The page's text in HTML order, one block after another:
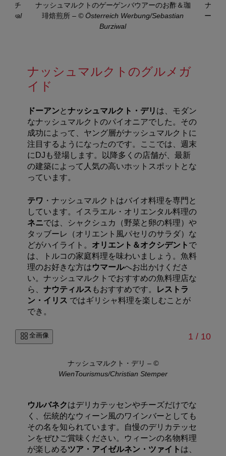
上チ
ナッシュマルクトのゲーゲンバウアーのお酢＆珈
琲焙煎所 –© Österreich Werbung/Sebastian
Burziwal
ナッ
ーズ
ナッシュマルクトのグルメガ
イド
ドーアン と ナッシュマルクト・デリ は、モダン
なナッシュマルクトのパイオニアでした。その
成功によって、ヤング層がナッシュマルクトに
注目するようになったのです。ここでは、週末
にDJも登場します。以降多くの店舗が、最新
の建築によって人気の高いホットスポットとな
っています。
テワ ・ナッシュマルクトはバイオ料理を専門と
しています。イスラエル・オリエンタル料理の
ネニでは、シャクシュカ（野菜と卵の料理）や
タッブーレ（オリエント風パセリのサラダ）な
どがハイライト。 オリエント＆オクシデント で
は、トルコの家庭料理を味わいましょう。魚料
理のお好きな方はウマールへお出かけくださ
い。 ナッシュマルクトでおすすめの魚料理店な
ら、 ナウティルス もおすすめです。
レストラ
ン・イリス ではギリシャ料理を楽しむことが
でき。
全画像 1 // 10
ナッシュマルクト・デリ – ©
WienTourismus/Christian Stemper
ウルバネクはデリカテッセンやチーズだけでな
く、伝統的なウィーン風のワインバーとしても
その名を知られています。自慢のデリカテッセ
ンをぜひご賞味ください。ウィーンの名物料理
が楽しめるツア・アイゼルネン・ツァイト は、